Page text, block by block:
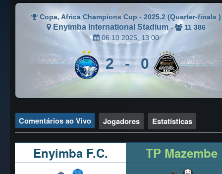
Copa, Africa Champions Cup - 2025.2 (Quarter-finals )
Enyimba International Stadium -
11 386
06.10.2025, 13:00
2 - 0
Comentários ao Vivo Jogadores Estatísticas
Enyimba F.C. TP Mazembe